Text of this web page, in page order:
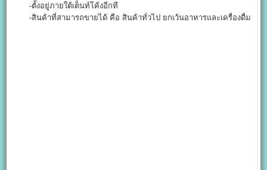
-ตั้งอยู่ภายใต้เต็นท์โค้งอีกที
-สินค้าที่สามารถขายได้ คือ สินค้าทั่วไป ยกเว้นอาหารและเครื่องดื่ม